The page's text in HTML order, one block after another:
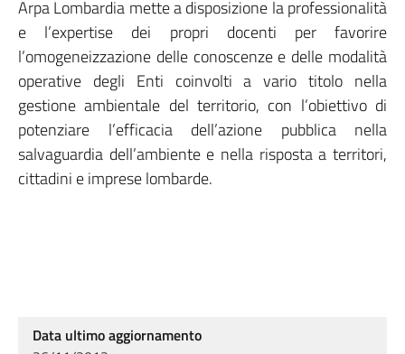
Arpa Lombardia mette a disposizione la professionalità
e l’expertise dei propri docenti per favorire
l’omogeneizzazione delle conoscenze e delle modalità
operative degli Enti coinvolti a vario titolo nella
gestione ambientale del territorio, con l’obiettivo di
potenziare l’efficacia dell’azione pubblica nella
salvaguardia dell’ambiente e nella risposta a territori,
cittadini e imprese lombarde.
Data ultimo aggiornamento